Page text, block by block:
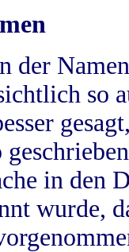
der
so
in
wurde,